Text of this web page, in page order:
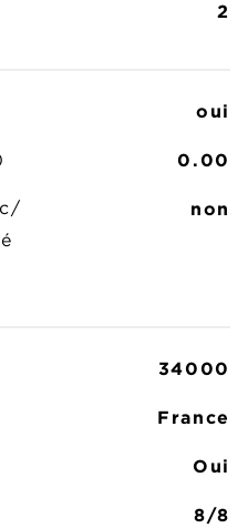
2
oui
0.00
non
34000
France
Oui
8/8